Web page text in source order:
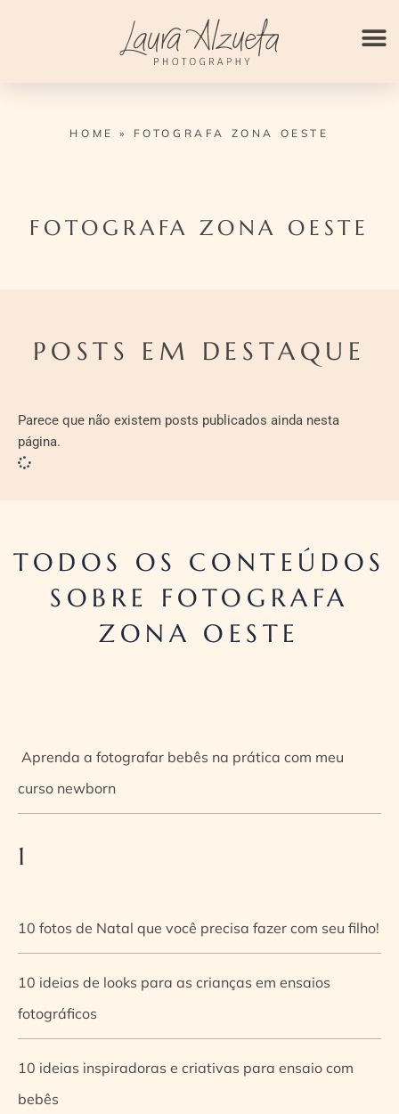
HOME » FOTOGRAFA ZONA OESTE
FOTOGRAFA ZONA OESTE
POSTS EM DESTAQUE
Parece que não existem posts publicados ainda nesta
página.
TODOS OS CONTEÚDOS
SOBRE FOTOGRAFA
ZONA OESTE
Aprenda a fotografar bebês na prática com meu
curso newborn
1
10 fotos de Natal que você precisa fazer com seu filho!
10 ideias de looks para as crianças em ensaios
fotográficos
10 ideias inspiradoras e criativas para ensaio com
bebês